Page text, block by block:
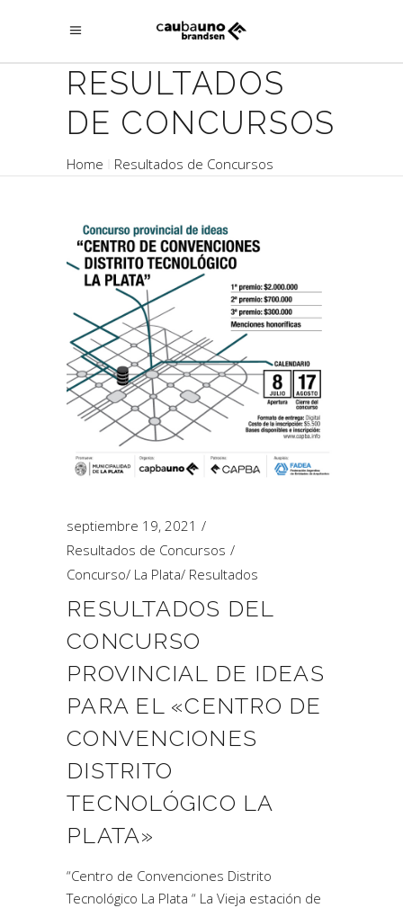
RESULTADOS
DE CONCURSOS
Home Resultados de Concursos
septiembre 19, 2021
Resultados de Concursos
Concurso/ La Plata/ Resultados
RESULTADOS DEL
CONCURSO
PROVINCIAL DE IDEAS
PARA EL «CENTRO DE
CONVENCIONES
DISTRITO
TECNOLÓGICO LA
PLATA»
“Centro de Convenciones Distrito
Tecnológico La Plata “ La Vieja estación de